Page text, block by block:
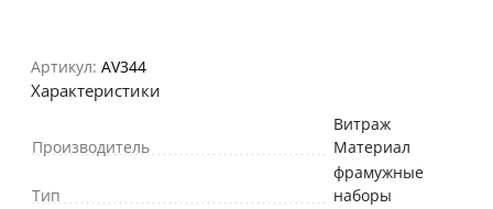
Артикул: AV344
Характеристики
Производитель
Витраж
Материал
Тип
фрамужные
наборы